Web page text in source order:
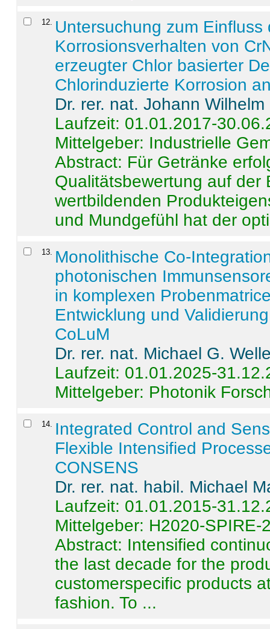
12
Untersuchung zum
Korrosionsverhalten von
erzeugter Chlor basierter
Chlorinduzierte Korrosion
Dr. rer. nat. Johann
Laufzeit: 01.01.2017-
Mittelgeber: Industrielle
Abstract: Für Getränke
Qualitätsbewertung auf der
wertbildenden
und Mundgefühl hat der
13
Monolithische Co-
photonischen
in komplexen
Entwicklung und
CoLuM
Dr. rer. nat. Michael G.
Laufzeit: 01.01.2025-
Mittelgeber: Photonik
14
Integrated Control and
Flexible Intensified
CONSENS
Dr. rer. nat. habil. Michael
Laufzeit: 01.01.2015-
Mittelgeber: H2020-SPIRE-
Abstract: Intensified
the last decade for the
customerspecific products
fashion. To ...